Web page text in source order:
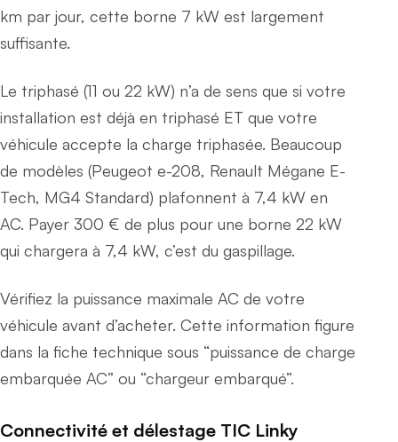
km par jour, cette borne 7 kW est largement
suffisante.
Le triphasé (11 ou 22 kW) n’a de sens que si votre
installation est déjà en triphasé ET que votre
véhicule accepte la charge triphasée. Beaucoup
de modèles (Peugeot e-208, Renault Mégane E-
Tech, MG4 Standard) plafonnent à 7,4 kW en
AC. Payer 300 € de plus pour une borne 22 kW
qui chargera à 7,4 kW, c’est du gaspillage.
Vérifiez la puissance maximale AC de votre
véhicule avant d’acheter. Cette information figure
dans la fiche technique sous “puissance de charge
embarquée AC” ou “chargeur embarqué”.
Connectivité et délestage TIC Linky